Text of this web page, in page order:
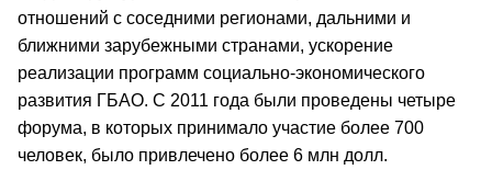
отношений с соседними регионами, дальними и
ближними зарубежными странами, ускорение
реализации программ социально-экономического
развития ГБАО. С 2011 года были проведены четыре
форума, в которых принимало участие более 700
человек, было привлечено более 6 млн долл.